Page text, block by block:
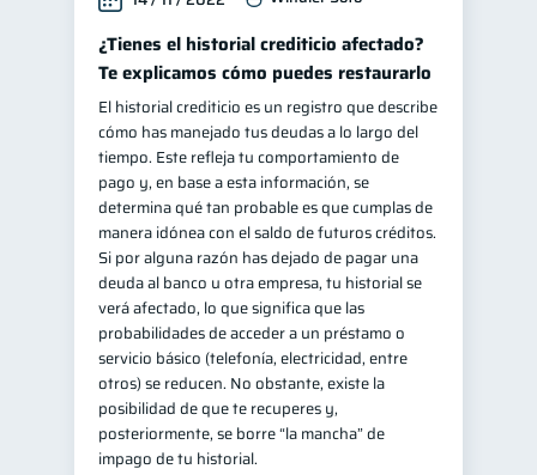
Finanzas para mujeres 20
Seguridad financiera 13
Productos financieros 11
Organización Financiera 10
Deudas 10
Entidad financiera 8
Préstamos Consejos 6
Tarjeta de crédito 6
Ciberseguridad
Derechos & Deberes 4
Superintendencia de Bancos
Vacaciones 2
¿Tienes el historial crediticio afectado?
Te explicamos cómo puedes restaurarlo
El historial crediticio es un registro que describe
cómo has manejado tus deudas a lo largo del
tiempo. Este refleja tu comportamiento de
pago y, en base a esta información, se
determina qué tan probable es que cumplas de
manera idónea con el saldo de futuros créditos.
Si por alguna razón has dejado de pagar una
deuda al banco u otra empresa, tu historial se
verá afectado, lo que significa que las
probabilidades de acceder a un préstamo o
servicio básico (telefonía, electricidad, entre
otros) se reducen. No obstante, existe la
posibilidad de que te recuperes y,
posteriormente, se borre “la mancha” de
impago de tu historial.